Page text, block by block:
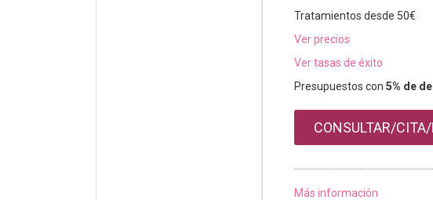
Tratamientos desde 50€
Ver precios
Ver tasas de éxito
Presupuestos con 5% de
CONSULTAR/
Más información